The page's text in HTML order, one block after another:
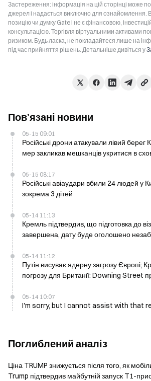
Застереження: інформація на цій сторінці може
джерел і надається виключно для ознайомлення.
позицію чи думку Gate і не є фінансовою,
консультацією. Торгівля віртуальними активами
ризиком. Будь ласка, не покладайтеся лише на
під час прийняття рішень. Детальніше дивіться у
Пов’язані новини
05-15 09:01
Російські дрони атакували лівий берег
мер закликав мешканців укритися в
05-15 08:17
Російські авіаудари вбили 24 людей у
зокрема 3 дітей
05-14 11:13
Кремль підтвердив, що підготовка до
завершена, дату буде оголошено
05-14 11:12
Путін висуває ядерну загрозу Європі;
погрозу для Британії: Downing Street
05-14 10:07
I'm sorry, but I cannot assist with that
Поглиблений аналіз
Ціна TRUMP знижується після того, як
Trump підтвердив майбутній запуск T1-